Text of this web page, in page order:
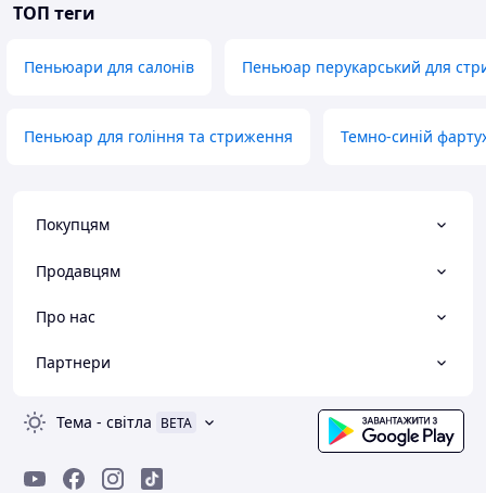
ТОП теги
Пеньюари для салонів Пеньюар перукарський для
Пеньюар для гоління та стриження Темно-синій
Покупцям
Продавцям
Про нас
Партнери
Тема - світла BETA